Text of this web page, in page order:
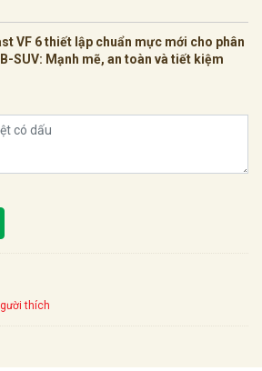
VF 6 thiết lập chuẩn mực mới cho phân
SUV: Mạnh mẽ, an toàn và tiết kiệm
thích